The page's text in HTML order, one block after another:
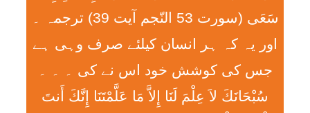
سَعَی (سورت 53 النّجم آیت 39) ترجمہ ۔
اور یہ کہ ہر انسان کیلئے صرف وہی ہے
جس کی کوشش خود اس نے کی ۔ ۔ ۔
سُبْحَانَكَ لاَ عِلْمَ لَنَا إِلاَّ مَا عَلَّمْتَنَا إِنَّكَ أَنتَ